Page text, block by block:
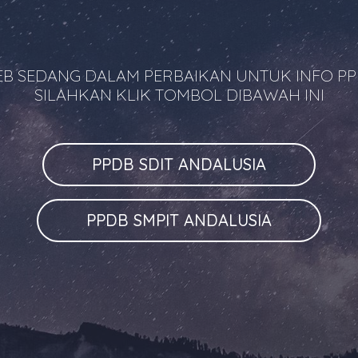
SEDANG DALAM PERBAIKAN UNTUK INFO
SILAHKAN KLIK TOMBOL DIBAWAH INI
PPDB SDIT ANDALUSIA
PPDB SMPIT ANDALUSIA